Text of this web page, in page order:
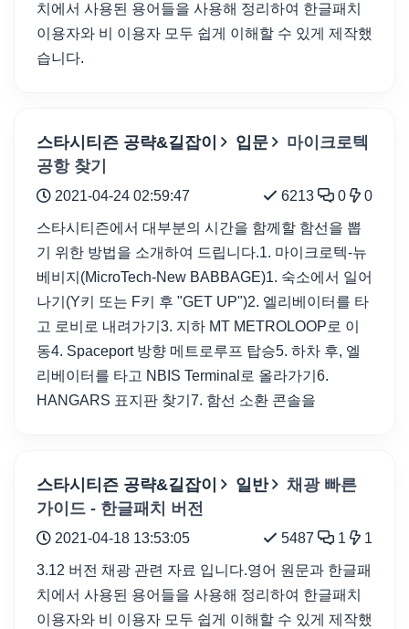
치에서 사용된 용어들을 사용해 정리하여 한글패치
이용자와 비 이용자 모두 쉽게 이해할 수 있게 제작했
습니다.
스타시티즌 공략&길잡이 입문
마이크로텍
공항 찾기
2021-04-24 02:59:47 6213 0 0
스타시티즌에서 대부분의 시간을 함께할 함선을 뽑
기 위한 방법을 소개하여 드립니다.1. 마이크로텍-뉴
베비지(MicroTech-New BABBAGE) 1. 숙소에서 일어
나기(Y키 또는 F키 후 "GET UP")2. 엘리베이터를 타
고 로비로 내려가기3. 지하 MT METROLOOP로 이
동4. Spaceport 방향 메트로루프 탑승5. 하차 후, 엘
리베이터를 타고 NBIS Terminal로 올라가기6.
HANGARS 표지판 찾기7. 함선 소환 콘솔을
스타시티즌 공략&길잡이 일반
채광 빠른
가이드 - 한글패치 버전
2021-04-18 13:53:05 5487 1 1
3.12 버전 채광 관련 자료 입니다.영어 원문과 한글패
치에서 사용된 용어들을 사용해 정리하여 한글패치
이용자와 비 이용자 모두 쉽게 이해할 수 있게 제작했